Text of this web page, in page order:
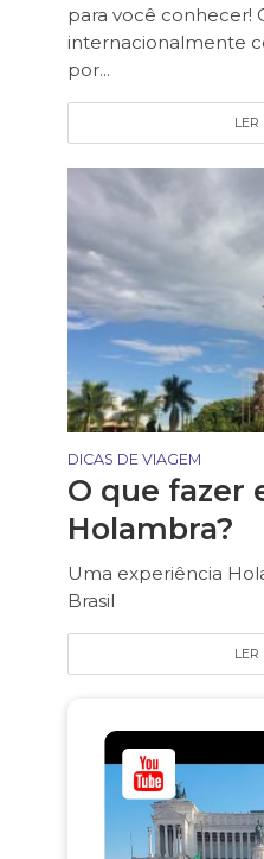
para você conhecer!
internacionalmente
por...
LER
DICAS DE VIAGEM
O que fazer
Holambra?
Uma experiência
Brasil
LER